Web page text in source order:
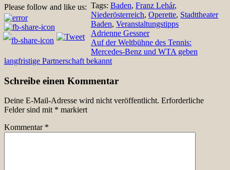
Please follow and like us: Tags: Baden, Franz Lehár,
Niederösterreich, Operette, Stadttheater
Baden, Veranstaltungstipps
BeitragsnavigationAdrienne Gessner
Auf der Weltbühne des Tennis:
Mercedes-Benz und WTA geben
langfristige Partnerschaft bekannt
Schreibe einen Kommentar
Deine E-Mail-Adresse wird nicht veröffentlicht. Erforderliche
Felder sind mit * markiert
Kommentar *